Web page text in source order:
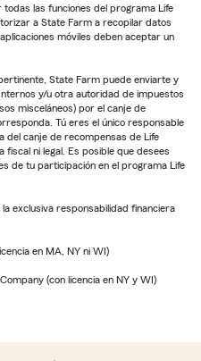
las funciones del programa Life
a State Farm a recopilar datos
móviles deben aceptar un
State Farm puede enviarte y
y/u otra autoridad de impuestos
misceláneos) por el canje de
Tú eres el único responsable
del canje de recompensas de Life
ni legal. Es posible que desees
de tu participación en el programa Life
exclusiva responsabilidad financiera
en MA, NY ni WI)
(con licencia en NY y WI)